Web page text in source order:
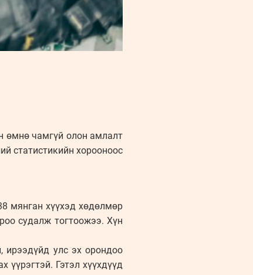
өмнө чамгүй олон амлалт
статистикийн хорооноос
мянган хүүхэд хөдөлмөр
судалж тогтоожээ. Хүн
ирээдүйд улс эх орондоо
үүрэгтэй. Гэтэл хүүхдүүд